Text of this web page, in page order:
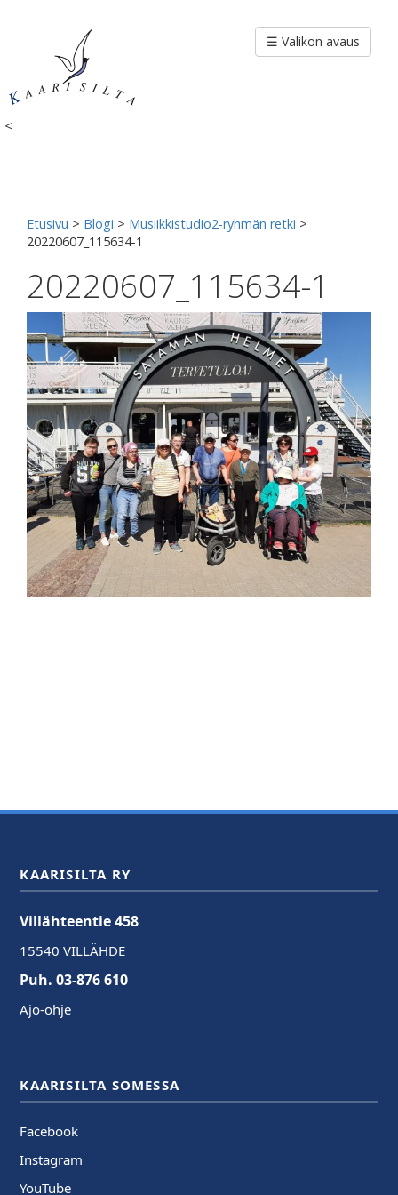
<
☰ Valikon avaus
Etusivu > Blogi > Musiikkistudio2-ryhmän retki >
20220607_115634-1
20220607_115634-1
KAARISILTA RY
Villähteentie 458
15540 VILLÄHDE
Puh. 03-876 610
Ajo-ohje
KAARISILTA SOMESSA
Facebook
Instagram
YouTube